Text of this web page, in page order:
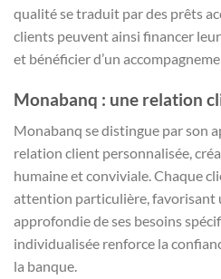
qualité se traduit par des prêts
clients peuvent ainsi financer
et bénéficier d’un
Monabanq : une relation
Monabanq se distingue par son
relation client personnalisée,
humaine et conviviale. Chaque
attention particulière, favorisant
approfondie de ses besoins
individualisée renforce la
la banque.